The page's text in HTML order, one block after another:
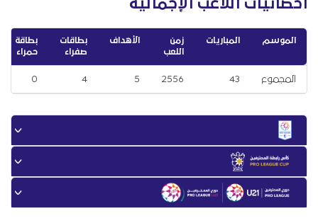
احصائيات اللاعب الإجمالية
الموسم المباريات
زمن
اللعب
الأهداف
بطاقات
صفراء
بطاقة
حمراء
المجموع 43
2556
5
4
0